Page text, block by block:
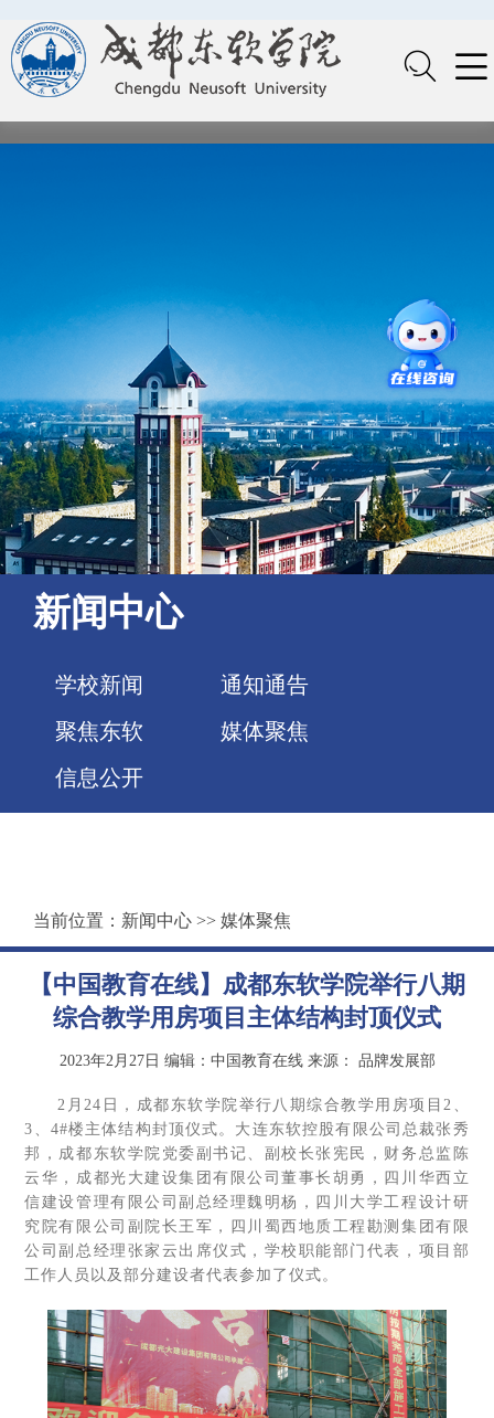
新闻中心
学校新闻
通知通告
聚焦东软
媒体聚焦
信息公开
当前位置： 新闻中心 >> 媒体聚焦
【中国教育在线】成都东软学院举行八期
综合教学用房项目主体结构封顶仪式
2023年2月27日 编辑：中国教育在线 来源： 品牌发展部
2月24日，成都东软学院举行八期综合教学用房项目2、
3、4#楼主体结构封顶仪式。大连东软控股有限公司总裁张秀
邦，成都东软学院党委副书记、副校长张宪民，财务总监陈
云华，成都光大建设集团有限公司董事长胡勇，四川华西立
信建设管理有限公司副总经理魏明杨，四川大学工程设计研
究院有限公司副院长王军，四川蜀西地质工程勘测集团有限
公司副总经理张家云出席仪式，学校职能部门代表，项目部
工作人员以及部分建设者代表参加了仪式。